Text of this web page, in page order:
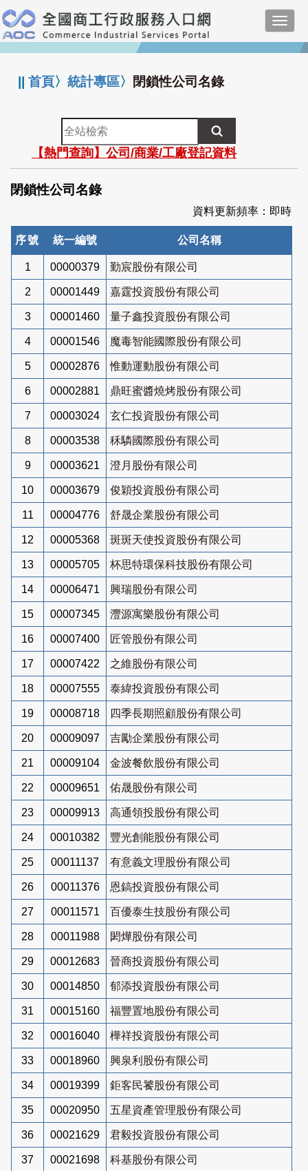
跳
到
主
要
:::
||首頁〉統計專區〉 閉鎖性公司名錄
全
站
檢
索
【熱門查詢】公司/商業/工廠登記資料
閉鎖性公司名錄
資料更新頻率：即時
序號 統一編號 公司名稱
1 00000379 勤宸股份有限公司
2 00001449 嘉霆投資股份有限公司
3 00001460 量子鑫投資股份有限公司
4 00001546 魔毒智能國際股份有限公司
5 00002876 惟動運動股份有限公司
6 00002881 鼎旺蜜醬燒烤股份有限公司
7 00003024 玄仁投資股份有限公司
8 00003538 秝驎國際股份有限公司
9 00003621 澄月股份有限公司
10 00003679 俊穎投資股份有限公司
11 00004776 舒晟企業股份有限公司
12 00005368 斑斑天使投資股份有限公司
13 00005705 杯思特環保科技股份有限公司
14 00006471 興瑞股份有限公司
15 00007345 灃源寓樂股份有限公司
16 00007400 匠管股份有限公司
17 00007422 之維股份有限公司
18 00007555 泰緯投資股份有限公司
19 00008718 四季長期照顧股份有限公司
20 00009097 吉勵企業股份有限公司
21 00009104 金波餐飲股份有限公司
22 00009651 佑晟股份有限公司
23 00009913 高通領投股份有限公司
24 00010382 豐光創能股份有限公司
25 00011137 有意義文理股份有限公司
26 00011376 恩鎬投資股份有限公司
27 00011571 百優泰生技股份有限公司
28 00011988 閎燁股份有限公司
29 00012683 晉商投資股份有限公司
30 00014850 郁添投資股份有限公司
31 00015160 福豐置地股份有限公司
32 00016040 樺祥投資股份有限公司
33 00018960 興泉利股份有限公司
34 00019399 鉅客民饕股份有限公司
35 00020950 五星資產管理股份有限公司
36 00021629 君毅投資股份有限公司
37 00021698 科基股份有限公司